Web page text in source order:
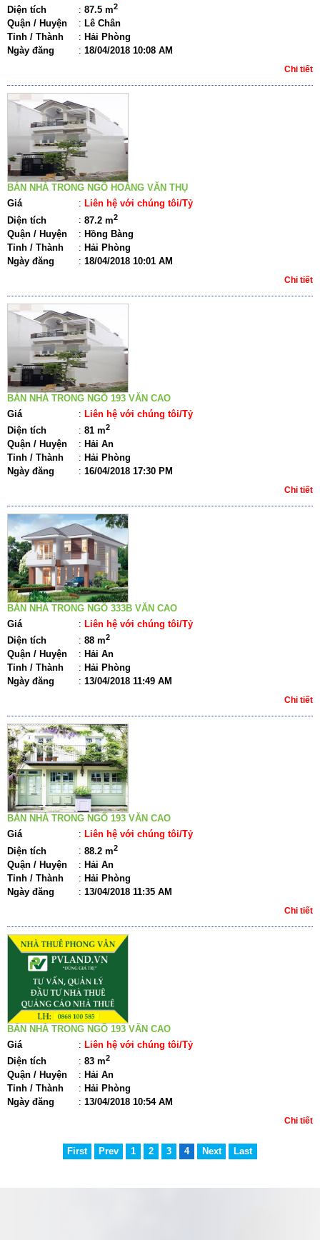
Diện tích
: 87.5 m2
Quận / Huyện : Lê Chân
Tỉnh / Thành
: Hải Phòng
Ngày đăng
: 18/04/2018 10:08 AM
Chi tiết
BÁN NHÀ TRONG NGÕ HOÀNG VĂN THỤ
Giá
: Liên hệ với chúng tôi/Tỷ
Diện tích
: 87.2 m2
Quận / Huyện : Hồng Bàng
Tỉnh / Thành
: Hải Phòng
Ngày đăng
: 18/04/2018 10:01 AM
Chi tiết
BÁN NHÀ TRONG NGÕ 193 VĂN CAO
Giá
: Liên hệ với chúng tôi/Tỷ
Diện tích
: 81 m2
Quận / Huyện : Hải An
Tỉnh / Thành
: Hải Phòng
Ngày đăng
: 16/04/2018 17:30 PM
Chi tiết
BÁN NHÀ TRONG NGÕ 333B VĂN CAO
Giá
: Liên hệ với chúng tôi/Tỷ
Diện tích
: 88 m2
Quận / Huyện : Hải An
Tỉnh / Thành
: Hải Phòng
Ngày đăng
: 13/04/2018 11:49 AM
Chi tiết
BÁN NHÀ TRONG NGÕ 193 VĂN CAO
Giá
: Liên hệ với chúng tôi/Tỷ
Diện tích
: 88.2 m2
Quận / Huyện : Hải An
Tỉnh / Thành
: Hải Phòng
Ngày đăng
: 13/04/2018 11:35 AM
Chi tiết
BÁN NHÀ TRONG NGÕ 193 VĂN CAO
Giá
: Liên hệ với chúng tôi/Tỷ
Diện tích
: 83 m2
Quận / Huyện : Hải An
Tỉnh / Thành
: Hải Phòng
Ngày đăng
: 13/04/2018 10:54 AM
Chi tiết
First Prev 1 2 3 4 Next Last